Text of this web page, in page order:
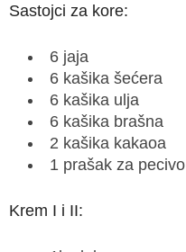
Sastojci za kore:
6 jaja
6 kašika šećera
6 kašika ulja
6 kašika brašna
2 kašika kakaoa
1 prašak za pecivo
Krem I i II: